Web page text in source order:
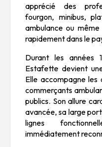
apprécié des
fourgon, minibus,
ambulance ou
rapidement dans le
Durant les années
Estafette devient
Elle accompagne les
commerçants
publics. Son allure
avancée, sa large
lignes
immédiatement